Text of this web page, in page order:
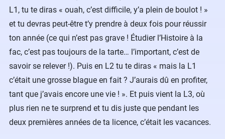
L1, tu te diras « ouah, c’est difficile, y’a plein de boulot ! »
et tu devras peut-être t’y prendre à deux fois pour réussir
ton année (ce qui n’est pas grave ! Étudier l’Histoire à la
fac, c’est pas toujours de la tarte… l’important, c’est de
savoir se relever !). Puis en L2 tu te diras « mais la L1
c’était une grosse blague en fait ? J’aurais dû en profiter,
tant que j’avais encore une vie ! ». Et puis vient la L3, où
plus rien ne te surprend et tu dis juste que pendant les
deux premières années de ta licence, c’était les vacances.